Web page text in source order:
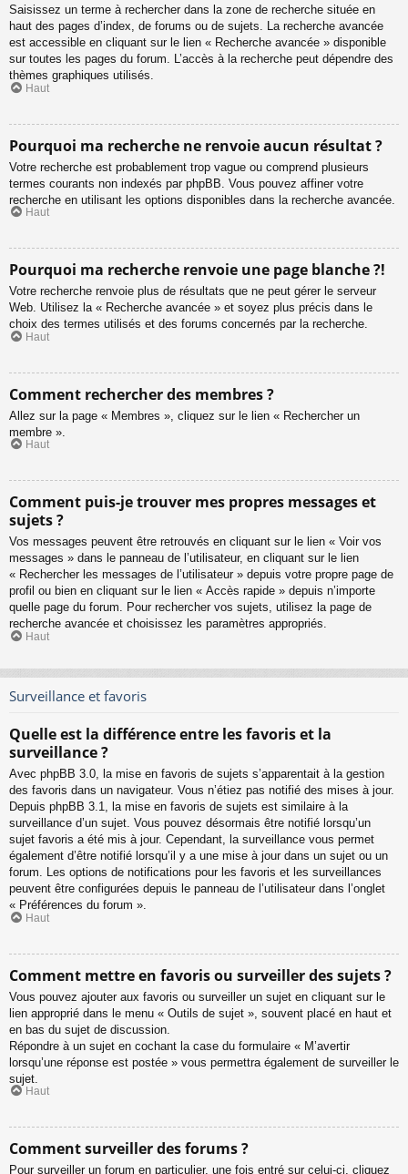
Saisissez un terme à rechercher dans la zone de recherche située en
haut des pages d’index, de forums ou de sujets. La recherche avancée
est accessible en cliquant sur le lien « Recherche avancée » disponible
sur toutes les pages du forum. L’accès à la recherche peut dépendre des
thèmes graphiques utilisés.
Haut
Pourquoi ma recherche ne renvoie aucun résultat ?
Votre recherche est probablement trop vague ou comprend plusieurs
termes courants non indexés par phpBB. Vous pouvez affiner votre
recherche en utilisant les options disponibles dans la recherche avancée.
Haut
Pourquoi ma recherche renvoie une page blanche ?!
Votre recherche renvoie plus de résultats que ne peut gérer le serveur
Web. Utilisez la « Recherche avancée » et soyez plus précis dans le
choix des termes utilisés et des forums concernés par la recherche.
Haut
Comment rechercher des membres ?
Allez sur la page « Membres », cliquez sur le lien « Rechercher un
membre ».
Haut
Comment puis-je trouver mes propres messages et
sujets ?
Vos messages peuvent être retrouvés en cliquant sur le lien « Voir vos
messages » dans le panneau de l’utilisateur, en cliquant sur le lien
« Rechercher les messages de l’utilisateur » depuis votre propre page de
profil ou bien en cliquant sur le lien « Accès rapide » depuis n’importe
quelle page du forum. Pour rechercher vos sujets, utilisez la page de
recherche avancée et choisissez les paramètres appropriés.
Haut
Surveillance et favoris
Quelle est la différence entre les favoris et la
surveillance ?
Avec phpBB 3.0, la mise en favoris de sujets s’apparentait à la gestion
des favoris dans un navigateur. Vous n’étiez pas notifié des mises à jour.
Depuis phpBB 3.1, la mise en favoris de sujets est similaire à la
surveillance d’un sujet. Vous pouvez désormais être notifié lorsqu’un
sujet favoris a été mis à jour. Cependant, la surveillance vous permet
également d’être notifié lorsqu’il y a une mise à jour dans un sujet ou un
forum. Les options de notifications pour les favoris et les surveillances
peuvent être configurées depuis le panneau de l’utilisateur dans l’onglet
« Préférences du forum ».
Haut
Comment mettre en favoris ou surveiller des sujets ?
Vous pouvez ajouter aux favoris ou surveiller un sujet en cliquant sur le
lien approprié dans le menu « Outils de sujet », souvent placé en haut et
en bas du sujet de discussion.
Répondre à un sujet en cochant la case du formulaire « M’avertir
lorsqu’une réponse est postée » vous permettra également de surveiller le
sujet.
Haut
Comment surveiller des forums ?
Pour surveiller un forum en particulier, une fois entré sur celui-ci, cliquez